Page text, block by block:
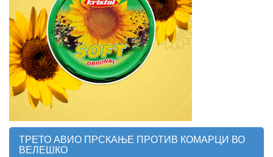
ТРЕТО АВИО ПРСКАЊЕ ПРОТИВ КОМАРЦИ ВО
ВЕЛЕШКО